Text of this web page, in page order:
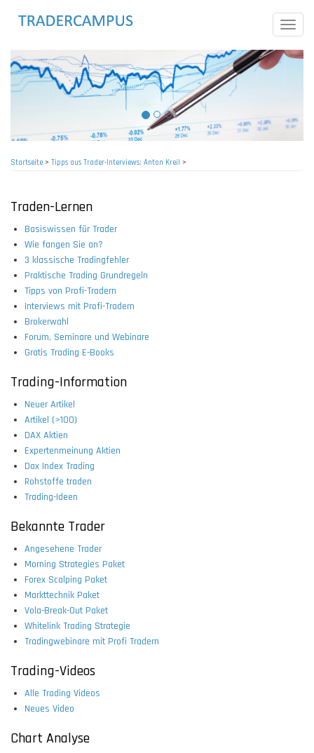
Toggle
Startseite> Tipps aus Trader-Interviews: Anton Kreil >
Traden-Lernen
Basiswissen für Trader
Wie fangen Sie an?
3 klassische Tradingfehler
Praktische Trading Grundregeln
Tipps von Profi-Tradern
Interviews mit Profi-Tradern
Brokerwahl
Forum, Seminare und Webinare
Gratis Trading E-Books
Trading-Information
Neuer Artikel
Artikel (>100)
DAX Aktien
Expertenmeinung Aktien
Dax Index Trading
Rohstoffe traden
Trading-Ideen
Bekannte Trader
Angesehene Trader
Morning Strategies Paket
Forex Scalping Paket
Markttechnik Paket
Vola-Break-Out Paket
Whitelink Trading Strategie
Tradingwebinare mit Profi Tradern
Trading-Videos
Alle Trading Videos
Neues Video
Chart Analyse